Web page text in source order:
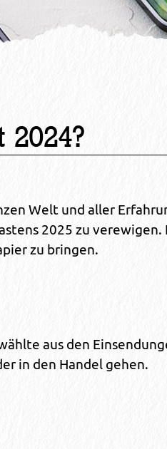
Welt und aller
2025 zu
zu bringen.
aus den
in den Handel gehen.